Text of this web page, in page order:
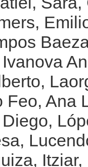
Ivanova
,
Feo, Ana
,
,
Itziar,